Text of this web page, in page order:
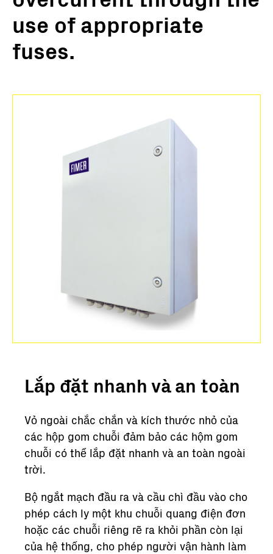
use of appropriate
fuses.
Lắp đặt nhanh và an toàn
Vỏ ngoài chắc chắn và kích thước nhỏ của
các hộp gom chuỗi đảm bảo các hộm gom
chuỗi có thể lắp đặt nhanh và an toàn ngoài
trời.
Bộ ngắt mạch đầu ra và cầu chì đầu vào cho
phép cách ly một khu chuỗi quang điện đơn
hoặc các chuỗi riêng rẽ ra khỏi phần còn lại
của hệ thống, cho phép người vận hành làm